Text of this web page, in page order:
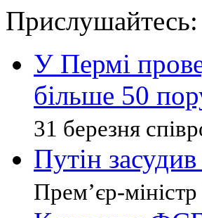
Прислушайтесь:
У Пермі
більше 50
31 березня
Путін
Прем’єр-